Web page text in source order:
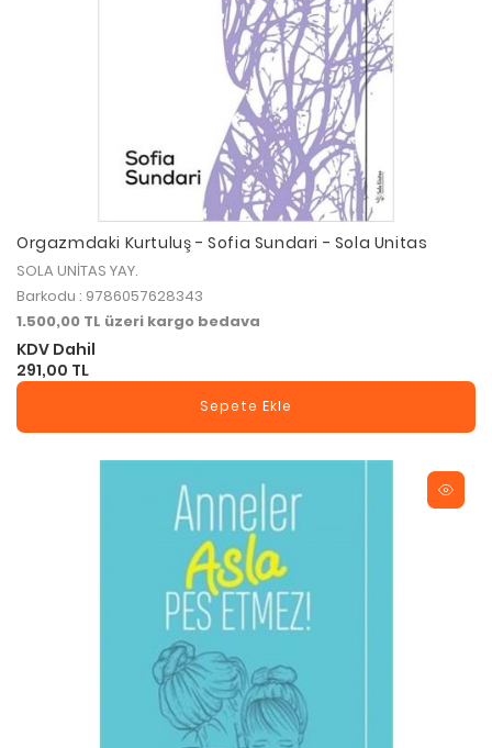
Orgazmdaki Kurtuluş - Sofia Sundari - Sola Unitas
SOLA UNİTAS YAY.
Barkodu : 9786057628343
1.500,00 TL üzeri kargo bedava
KDV Dahil
291,00 TL
Sepete Ekle